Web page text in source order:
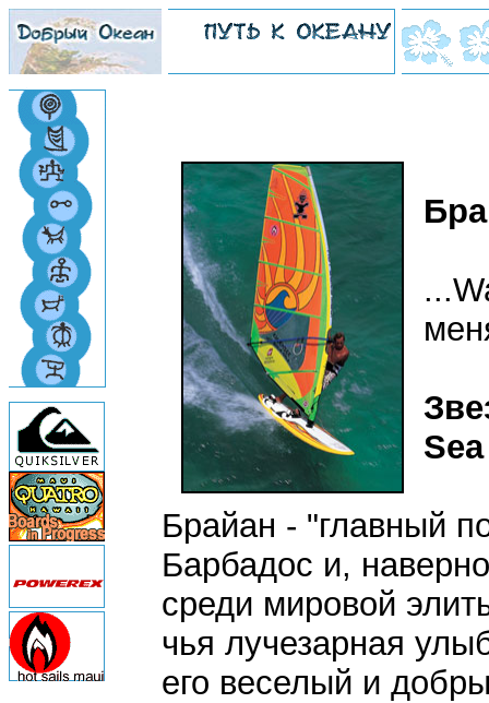
Брайан - "главный
Барбадос и,
среди мировой
чья лучезарная
его веселый и